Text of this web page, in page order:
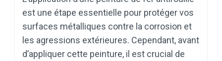
est une étape essentielle pour protéger vos
surfaces métalliques contre la corrosion et
les agressions extérieures. Cependant, avant
d’appliquer cette peinture, il est crucial de